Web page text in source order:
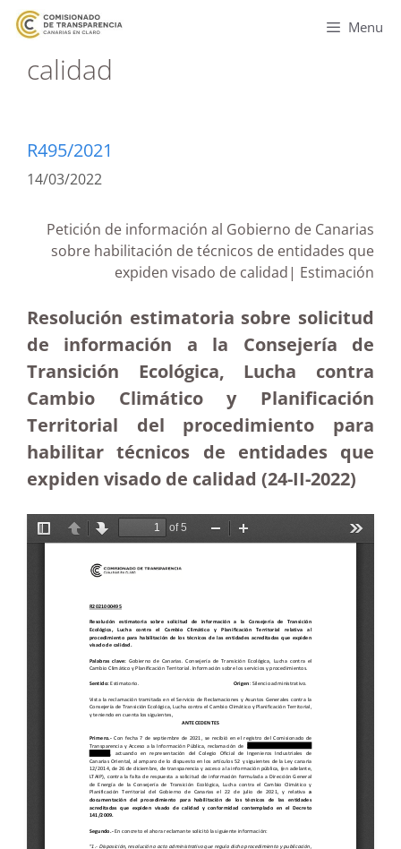
Menu
calidad
R495/2021
14/03/2022
Petición de información al Gobierno de Canarias
sobre habilitación de técnicos de entidades que
expiden visado de calidad| Estimación
Resolución estimatoria sobre solicitud
de información a la Consejería de
Transición Ecológica, Lucha contra
Cambio Climático y Planificación
Territorial del procedimiento para
habilitar técnicos de entidades que
expiden visado de calidad (24-II-2022)